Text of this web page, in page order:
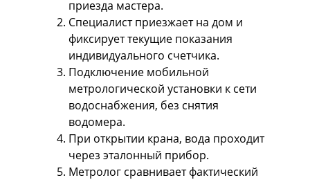
приезда мастера.
Специалист приезжает на дом и
фиксирует текущие показания
индивидуального счетчика.
Подключение мобильной
метрологической установки к сети
водоснабжения, без снятия
водомера.
При открытии крана, вода проходит
через эталонный прибор.
Метролог сравнивает фактический